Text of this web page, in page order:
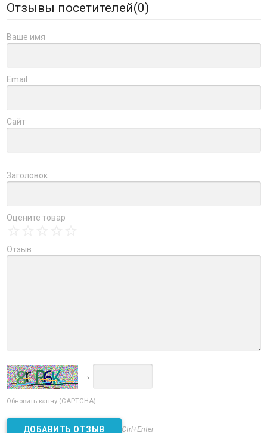
Отзывы посетителей(0)
Ваше имя
Email
Сайт
Заголовок
Оцените товар
Отзыв
→
Обновить капчу (CAPTCHA)
Ctrl+Enter